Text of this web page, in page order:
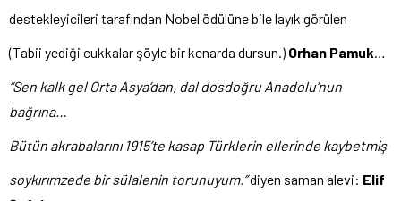
destekleyicileri tarafından Nobel ödülüne bile layık görülen
(Tabii yediği cukkalar şöyle bir kenarda dursun.) Orhan Pamuk…
“Sen kalk gel Orta Asya’dan, dal dosdoğru Anadolu’nun
bağrına…
Bütün akrabalarını 1915’te kasap Türklerin ellerinde kaybetmiş
soykırımzede bir sülalenin torunuyum.”diyen saman alevi: Elif